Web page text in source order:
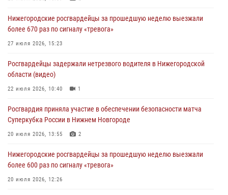
Нижегородские росгвардейцы за прошедшую неделю выезжали
более 670 раз по сигналу «тревога»
27 июля 2026, 15:23
Росгвардейцы задержали нетрезвого водителя в Нижегородской
области (видео)
22 июля 2026, 10:40 1
Росгвардия приняла участие в обеспечении безопасности матча
Суперкубка России в Нижнем Новгороде
20 июля 2026, 13:55 2
Нижегородские росгвардейцы за прошедшую неделю выезжали
более 600 раз по сигналу «тревога»
20 июля 2026, 12:26